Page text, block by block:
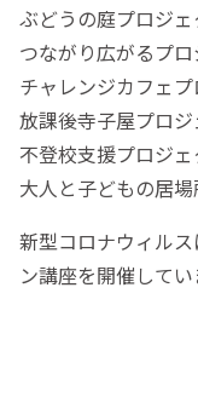
ぶどうの庭プロジェ
つながり広がるプ
チャレンジカフェ
放課後寺子屋プロジ
不登校支援プロジェ
大人と子どもの居
新型コロナウィル
ン講座を開催してい